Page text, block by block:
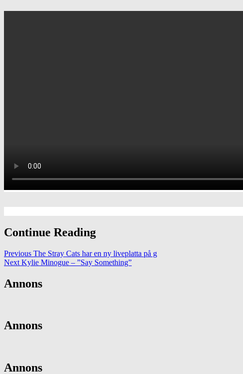
Continue Reading
Previous The Stray Cats har en ny liveplatta på g
Next Kylie Minogue – ”Say Something”
Annons
Annons
Annons